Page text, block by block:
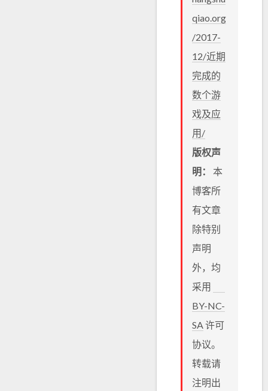
qiao.org
/2017-
12/近期
完成的
数个游
戏及应
用/
版权声
明： 本
博客所
有文章
除特别
声明
外，均
采用
BY-NC-
SA许可
协议。
转载请
注明出